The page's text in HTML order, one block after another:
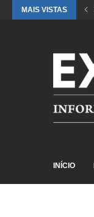
MAIS VISTAS
INÍCIO